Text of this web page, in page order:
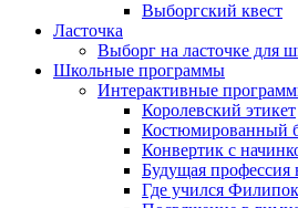
Выборгский квест
Ласточка
Выборг на ласточке для
Школьные программы
Интерактивные
Королевский этикет
Костюмированный
Конвертик с
Будущая профессия
Где учился Филипок